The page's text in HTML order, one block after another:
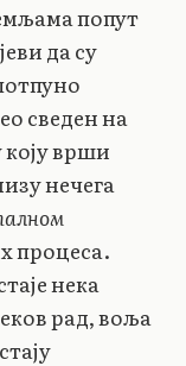
попут
да су
сведен на
врши
нечега
процеса.
нека
рад, воља